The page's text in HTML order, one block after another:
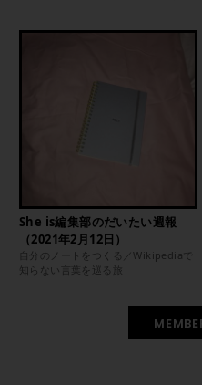
She is編集部のだいたい週報
（2021年2月12日）
自分のノートをつくる／Wikipediaで
知らない言葉を巡る旅